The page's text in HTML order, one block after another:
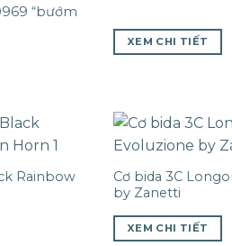
“bướm
XEM CHI TIẾT
Rainbow
Cơ bida 3C
by Zanetti
XEM CHI TIẾT